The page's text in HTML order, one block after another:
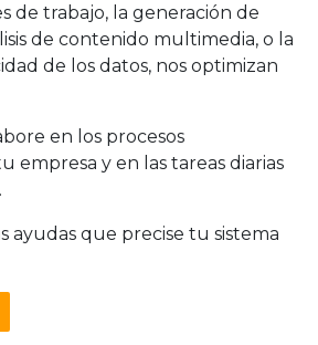
de trabajo, la generación de
de contenido multimedia, o la
de los datos, nos optimizan
en los procesos
empresa y en las tareas diarias
ayudas que precise tu sistema